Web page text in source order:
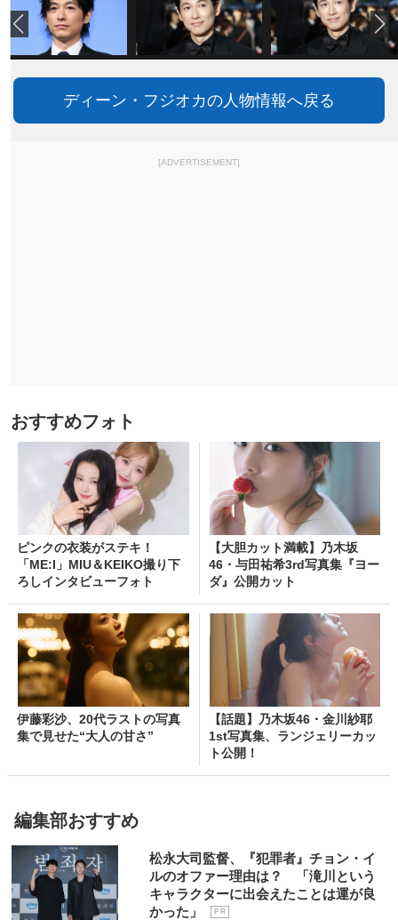
ディーン・フジオカの人物情報へ戻る
[ADVERTISEMENT]
おすすめフォト
ピンクの衣装がステキ！
「ME:I」MIU＆KEIKO撮り下
ろしインタビューフォト
【大胆カット満載】乃木坂
46・与田祐希3rd写真集『ヨー
ダ』公開カット
伊藤彩沙、20代ラストの写真
集で見せた“大人の甘さ”
【話題】乃木坂46・金川紗耶
1st写真集、ランジェリーカッ
ト公開！
編集部おすすめ
松永大司監督、『犯罪者』チョン・イ
ルのオファー理由は？ 「滝川という
キャラクターに出会えたことは運が良
かった」
P R